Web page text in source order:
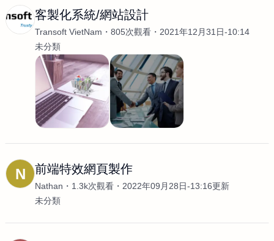
客製化系統/網站設計
Transoft VietNam 805次觀看
2021年12月31日-10:14
未分類
N 前端特效網頁製作
Nathan 1.3k次觀看
2022年09月28日-13:16更新
未分類